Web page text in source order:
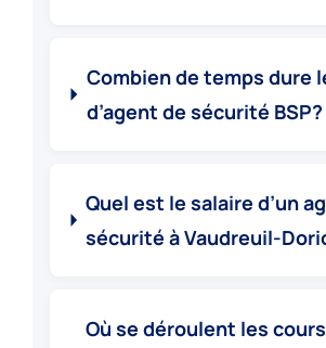
Combien de temps dure
d’agent de sécurité BSP?
Quel est le salaire d’un
sécurité à Vaudreuil-
Où se déroulent les